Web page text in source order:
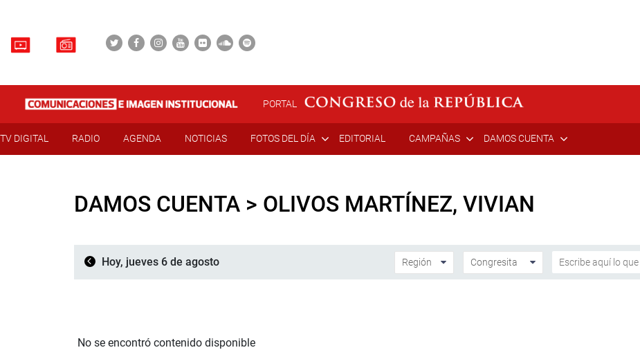
PORTAL
TV DIGITAL RADIO AGENDA NOTICIAS FOTOS DEL DÍA EDITORIAL CAMPAÑAS DAMOS CUENTA
DAMOS CUENTA > OLIVOS MARTÍNEZ, VIVIAN
Hoy, jueves 6 de agosto
No se encontró contenido disponible